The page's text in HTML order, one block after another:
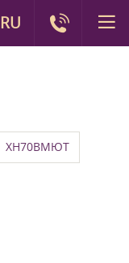
ХН70ВМЮТ
RU